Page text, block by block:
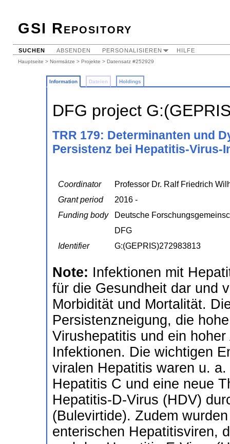
GSI Repository
SUCHEN ABSENDEN PERSONALISIEREN HILFE
Hauptseite > Normsätze > Projekte > Datensatz #252929
Information Dateien Holdings
DFG project
TRR 179: Determinanten und
Persistenz bei Hepatitis-Virus-
Coordinator
Professor Dr. Ralf Friedrich
Grant period
2016 -
Funding body
Deutsche
DFG
Identifier
G:(GEPRIS)272983813
Note: Infektionen mit
für die Gesundheit dar und
Morbidität und Mortalität.
Persistenzneigung, die
Virushepatitis und ein
Infektionen. Die wichtigen
viralen Hepatitis waren u.
Hepatitis C und eine neue
Hepatitis-D-Virus (HDV)
(Bulevirtide). Zudem
enterischen Hepatitisviren,